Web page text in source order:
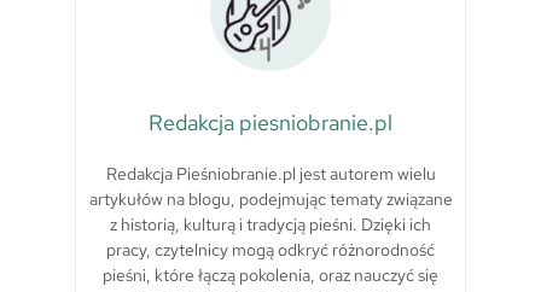
Redakcja piesniobranie.pl
Redakcja Pieśniobranie.pl jest autorem wielu
artykułów na blogu, podejmując tematy związane
z historią, kulturą i tradycją pieśni. Dzięki ich
pracy, czytelnicy mogą odkryć różnorodność
pieśni, które łączą pokolenia, oraz nauczyć się